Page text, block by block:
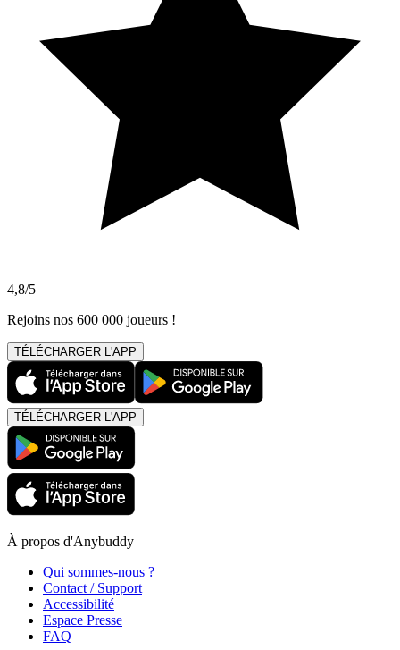
4,8/5
Rejoins nos 600 000 joueurs !
TÉLÉCHARGER L'APP
TÉLÉCHARGER L'APP
À propos d'Anybuddy
Qui sommes-nous ?
Contact / Support
Accessibilité
Espace Presse
FAQ